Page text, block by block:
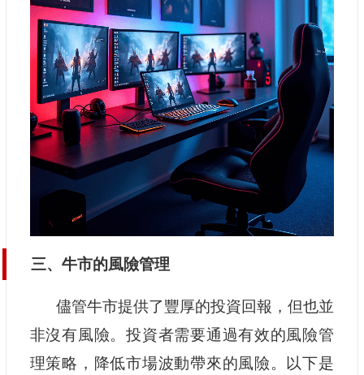
三、牛市的風險管理
儘管牛市提供了豐厚的投資回報，但也並
非沒有風險。投資者需要通過有效的風險管
理策略，降低市場波動帶來的風險。以下是